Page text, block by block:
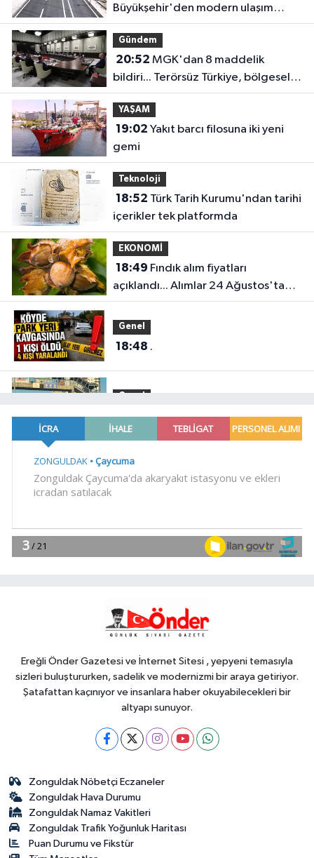
Büyükşehir'den modern ulaşım
yatırımı
Gündem
20:52
bildiri... Terörsüz Türkiye, bölgesel
güvenlik ve Gazze mesajı
YAŞAM
19:02
gemi
Teknoloji
18:52
içerikler tek platformda
EKONOMİ
18:49
açıklandı... Alımlar 24 Ağustos'ta
başlıyor
Genel
18:48 .
Genel
18:45HER AKŞAM AYNI ÇİLE!
18:44Görevden uzaklaştırılan Utku
18:35
başladı
Ereğli Önder Gazetesi ve İnternet Sitesi , yepyeni temasıyla
sizleri buluştururken, sadelik ve modernizmi bir araya getiriyor.
Şatafattan kaçınıyor ve insanlara haber okuyabilecekleri bir
altyapı sunuyor.
Zonguldak Nöbetçi Eczaneler
Zonguldak Hava Durumu
Zonguldak Namaz Vakitleri
Zonguldak Trafik Yoğunluk Haritası
Puan Durumu ve Fikstür